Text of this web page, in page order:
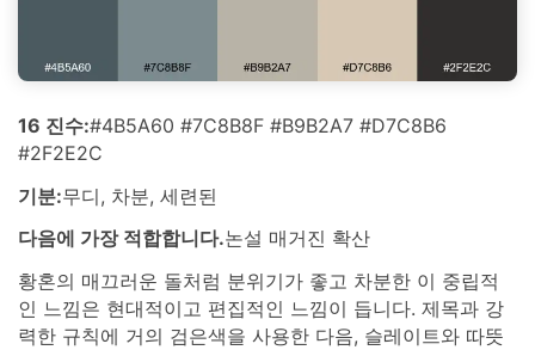
16 진수:#4B5A60 #7C8B8F #B9B2A7 #D7C8B6
#2F2E2C
기분:무디, 차분, 세련된
다음에 가장 적합합니다.논설 매거진 확산
황혼의 매끄러운 돌처럼 분위기가 좋고 차분한 이 중립적
인 느낌은 현대적이고 편집적인 느낌이 듭니다. 제목과 강
력한 규칙에 거의 검은색을 사용한 다음, 슬레이트와 따뜻